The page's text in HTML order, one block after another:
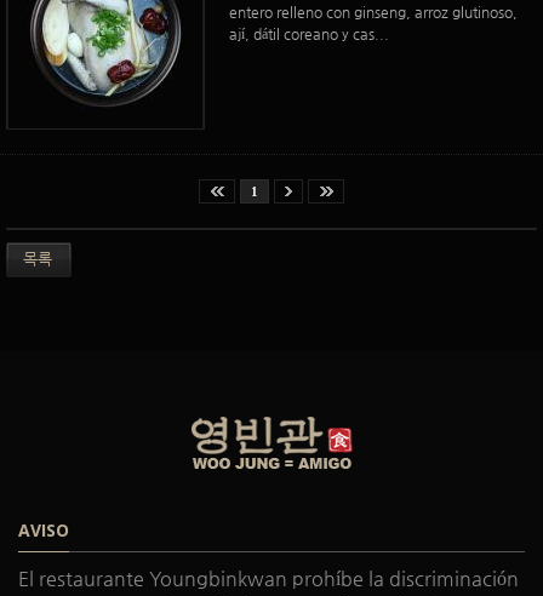
entero relleno con ginseng, arroz glutinoso,
ají, dátil coreano y cas...
1
목록
AVISO
El restaurante Youngbinkwan prohíbe la discriminación